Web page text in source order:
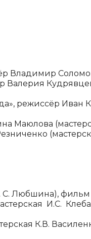
Владимир
режиссёр Иван
Маюлова
С. Любшина),
И.С.
К.В.